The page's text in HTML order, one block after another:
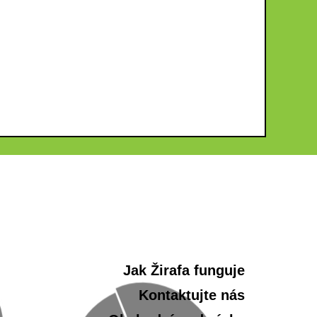
Jak Žirafa funguje
Kontaktujte nás